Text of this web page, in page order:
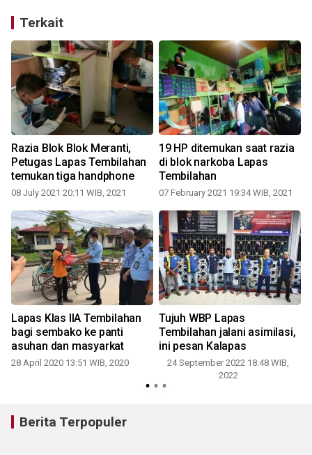
Terkait
Razia Blok Blok Meranti,
Petugas Lapas Tembilahan
temukan tiga handphone
08 July 2021 20:11 WIB, 2021
19 HP ditemukan saat razia
di blok narkoba Lapas
Tembilahan
07 February 2021 19:34 WIB, 2021
Lapas Klas IIA Tembilahan
bagi sembako ke panti
asuhan dan masyarkat
28 April 2020 13:51 WIB, 2020
Tujuh WBP Lapas
Tembilahan jalani asimilasi,
ini pesan Kalapas
24 September 2022 18:48 WIB,
2022
Berita Terpopuler